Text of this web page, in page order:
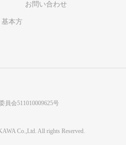
お問い合わせ
基本方
員会511010009625号
Co.,Ltd. All rights Reserved.